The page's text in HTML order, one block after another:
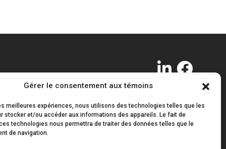
Gérer le consentement aux témoins
meilleures expériences, nous utilisons des technologies telles que les
stocker et/ou accéder aux informations des appareils. Le fait de
technologies nous permettra de traiter des données telles que le
de navigation.
Lundi au vendredi
8h30 à 16h30